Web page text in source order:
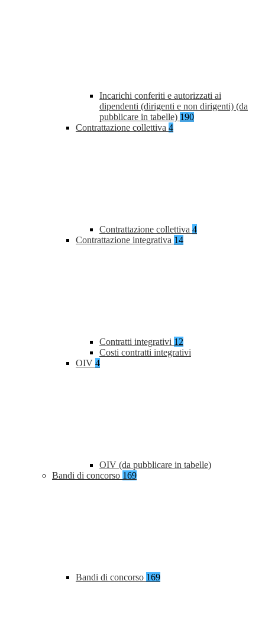
Incarichi conferiti e autorizzati ai
dipendenti (dirigenti e non dirigenti) (da
pubblicare in tabelle) 190
Contrattazione collettiva 4
Contrattazione collettiva 4
Contrattazione integrativa 14
Contratti integrativi 12
Costi contratti integrativi
OIV 4
OIV (da pubblicare in tabelle)
Bandi di concorso 169
Bandi di concorso 169